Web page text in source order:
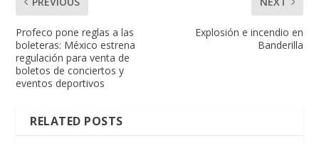
Profeco pone reglas a las
boleteras: México estrena
regulación para venta de
boletos de conciertos y
eventos deportivos
Explosión e incendio en
Banderilla
RELATED POSTS